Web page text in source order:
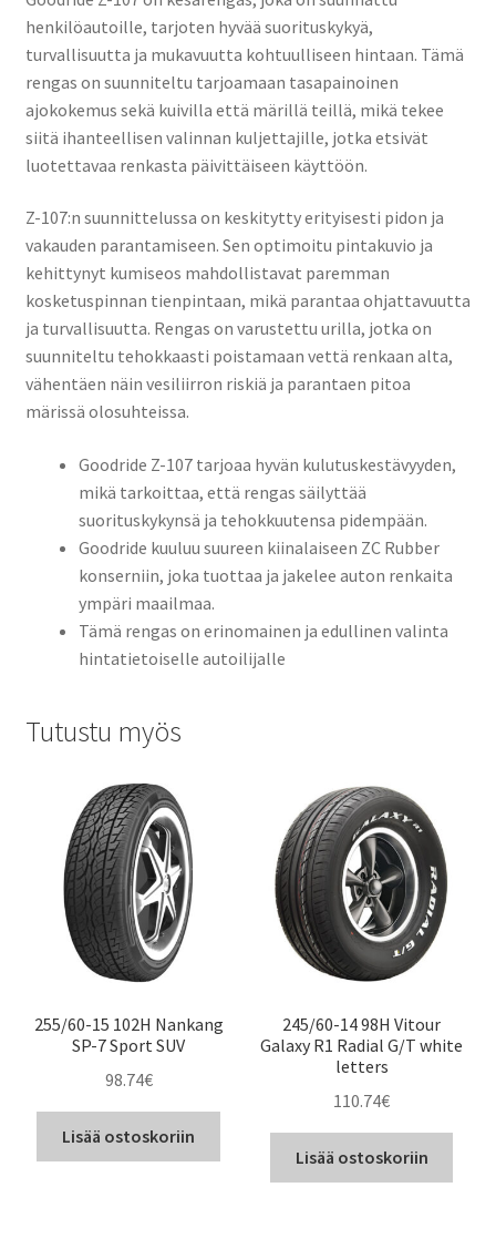
henkilöautoille, tarjoten hyvää suorituskykyä,
turvallisuutta ja mukavuutta kohtuulliseen hintaan. Tämä
rengas on suunniteltu tarjoamaan tasapainoinen
ajokokemus sekä kuivilla että märillä teillä, mikä tekee
siitä ihanteellisen valinnan kuljettajille, jotka etsivät
luotettavaa renkasta päivittäiseen käyttöön.
Z-107:n suunnittelussa on keskitytty erityisesti pidon ja
vakauden parantamiseen. Sen optimoitu pintakuvio ja
kehittynyt kumiseos mahdollistavat paremman
kosketuspinnan tienpintaan, mikä parantaa ohjattavuutta
ja turvallisuutta. Rengas on varustettu urilla, jotka on
suunniteltu tehokkaasti poistamaan vettä renkaan alta,
vähentäen näin vesiliirron riskiä ja parantaen pitoa
märissä olosuhteissa.
Goodride Z-107 tarjoaa hyvän kulutuskestävyyden,
mikä tarkoittaa, että rengas säilyttää
suorituskykynsä ja tehokkuutensa pidempään.
Goodride kuuluu suureen kiinalaiseen ZC Rubber
konserniin, joka tuottaa ja jakelee auton renkaita
ympäri maailmaa.
Tämä rengas on erinomainen ja edullinen valinta
hintatietoiselle autoilijalle
Tutustu myös
255/60-15 102H Nankang
SP-7 Sport SUV
98.74€
Lisää ostoskoriin
245/60-14 98H Vitour
Galaxy R1 Radial G/T white
letters
110.74€
Lisää ostoskoriin